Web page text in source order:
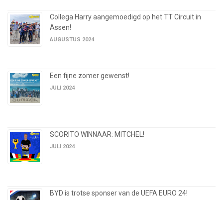
Collega Harry aangemoedigd op het TT Circuit in
Assen!
AUGUSTUS 2024
Een fijne zomer gewenst!
JULI 2024
SCORITO WINNAAR: MITCHEL!
JULI 2024
BYD is trotse sponser van de UEFA EURO 24!